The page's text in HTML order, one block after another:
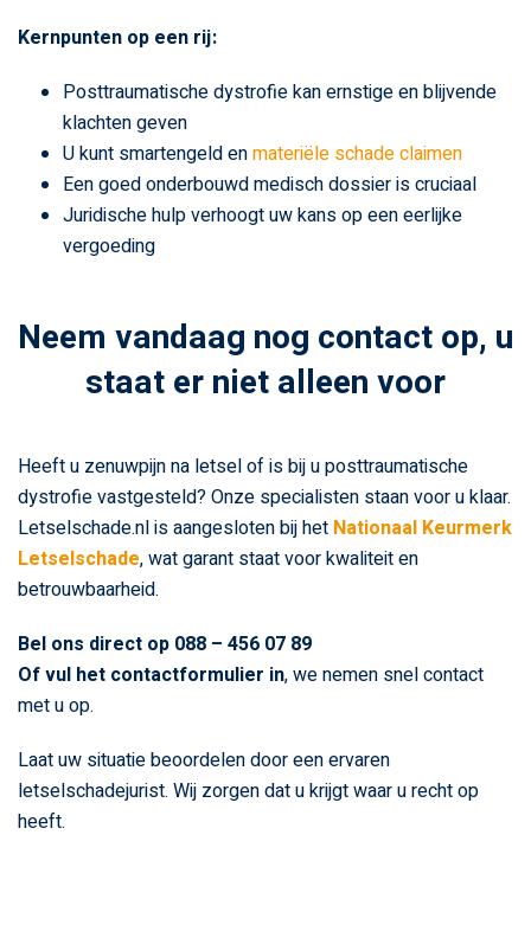
Kernpunten op een rij:
Posttraumatische dystrofie kan ernstige en blijvende
klachten geven
U kunt smartengeld enmateriële schade claimen
Een goed onderbouwd medisch dossier is cruciaal
Juridische hulp verhoogt uw kans op een eerlijke
vergoeding
Neem vandaag nog contact op, u
staat er niet alleen voor
Heeft u zenuwpijn na letsel of is bij u posttraumatische
dystrofie vastgesteld? Onze specialisten staan voor u klaar.
Letselschade.nl is aangesloten bij het Nationaal Keurmerk
Letselschade, wat garant staat voor kwaliteit en
betrouwbaarheid.
Bel ons direct op 088 – 456 07 89
Of vul het contactformulier in, we nemen snel contact
met u op.
Laat uw situatie beoordelen door een ervaren
letselschadejurist. Wij zorgen dat u krijgt waar u recht op
heeft.